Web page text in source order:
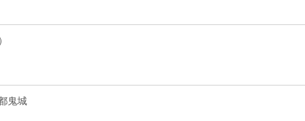
鬼城